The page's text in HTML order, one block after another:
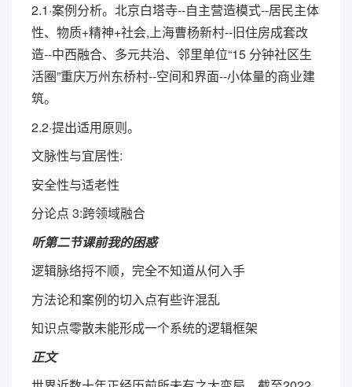
2.1·案例分析。北京白塔寺--自主营造模式--居民主体
性、物质+精神+社会,上海曹杨新村--旧住房成套改
造--中西融合、多元共治、邻里单位“15 分钟社区生
活圈”重庆万州东桥村--空间和界面--小体量的商业建
筑。
2.2·提出适用原则。
文脉性与宜居性:
安全性与适老性
分论点 3:跨领域融合
听第二节课前我的困惑
逻辑脉络捋不顺，完全不知道从何入手
方法论和案例的切入点有些许混乱
知识点零散未能形成一个系统的逻辑框架
正文